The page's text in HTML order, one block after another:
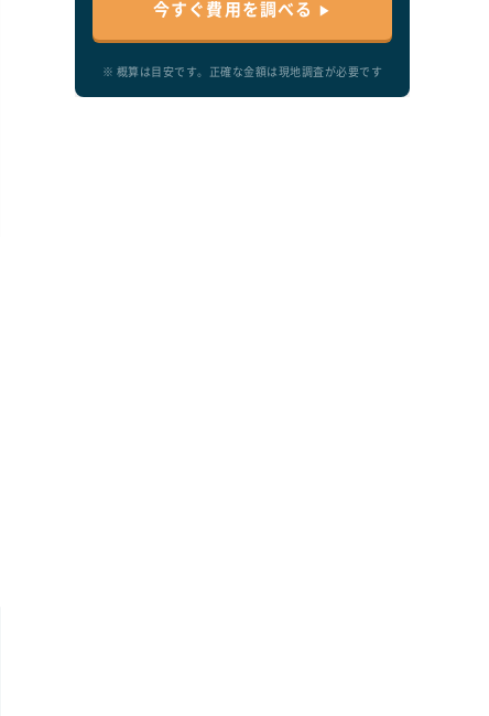
今すぐ費用を調べる
※ 概算は目安です。正確な金額は現地調査が必要です